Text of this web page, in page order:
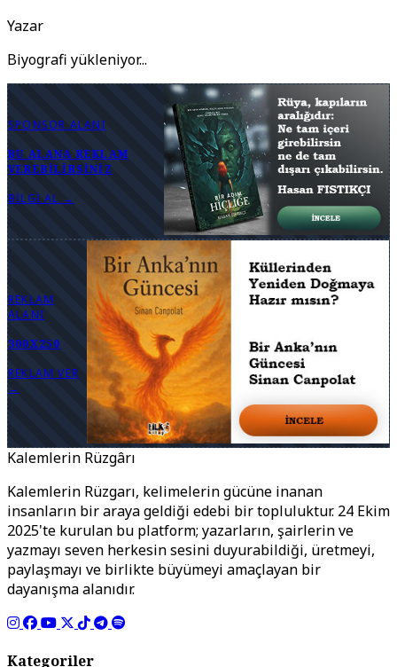
Yazar
Biyografi yükleniyor...
SPONSOR ALANI
BU ALANA REKLAM
VEREBILIRSINIZ
BILGI AL →
REKLAM
ALANI
300X250
REKLAM VER
→
Kalemlerin Rüzgârı
Kalemlerin Rüzgarı, kelimelerin gücüne inanan
insanların bir araya geldiği edebi bir topluluktur. 24 Ekim
2025'te kurulan bu platform; yazarların, şairlerin ve
yazmayı seven herkesin sesini duyurabildiği, üretmeyi,
paylaşmayı ve birlikte büyümeyi amaçlayan bir
dayanışma alanıdır.
Kategoriler